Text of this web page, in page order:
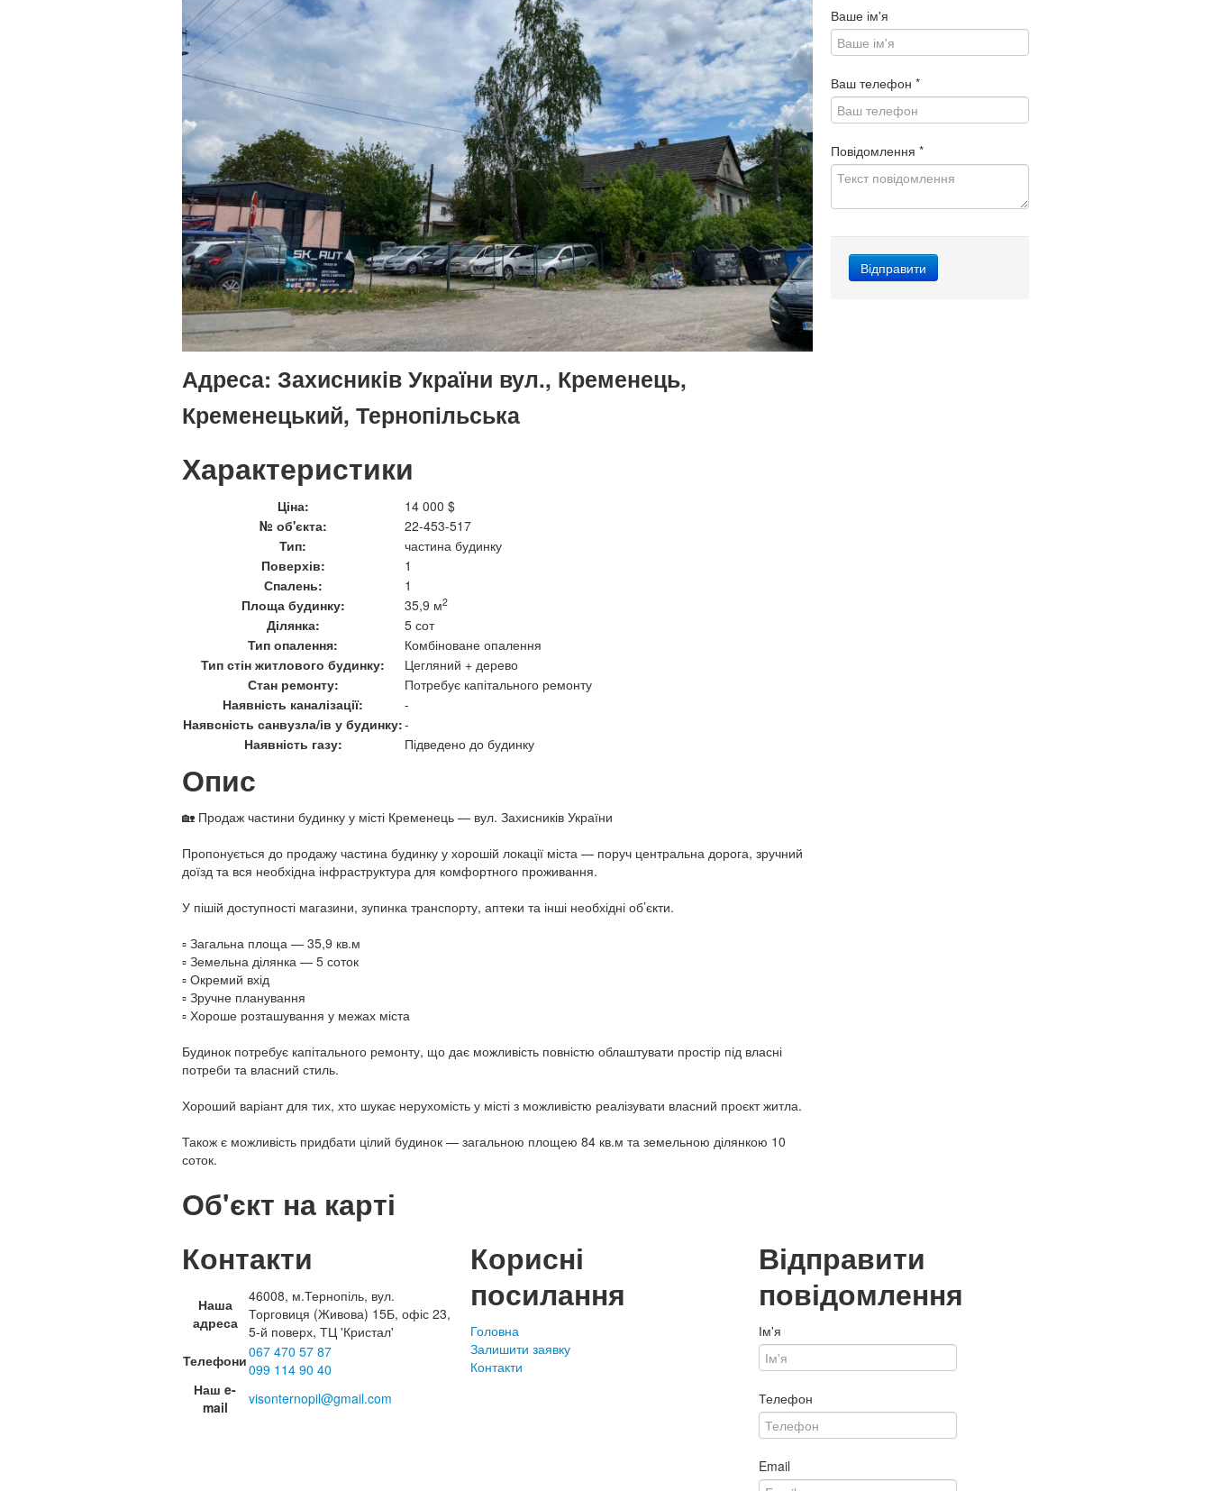
Адреса: Захисників України вул., Кременець,
Кременецький, Тернопільська
Характеристики
Ціна:
14 000 $
№ об'єкта:
22-453-517
Тип:
частина будинку
Поверхів:
1
Спалень:
1
Площа будинку:
35,9 м2
Ділянка:
5 сот
Тип опалення:
Комбіноване опалення
Тип стін житлового будинку:
Цегляний + дерево
Стан ремонту:
Потребує капітального ремонту
Наявність каналізації:
-
Наявсність санвузла/ів у будинку:-
Наявність газу:
Підведено до будинку
Опис
🏡 Продаж частини будинку у місті Кременець — вул. Захисників України
Пропонується до продажу частина будинку у хорошій локації міста — поруч центральна дорога, зручний
доїзд та вся необхідна інфраструктура для комфортного проживання.
У пішій доступності магазини, зупинка транспорту, аптеки та інші необхідні об’єкти.
▫️ Загальна площа — 35,9 кв.м
▫️ Земельна ділянка — 5 соток
▫️ Окремий вхід
▫️ Зручне планування
▫️ Хороше розташування у межах міста
Будинок потребує капітального ремонту, що дає можливість повністю облаштувати простір під власні
потреби та власний стиль.
Хороший варіант для тих, хто шукає нерухомість у місті з можливістю реалізувати власний проєкт житла.
Також є можливість придбати цілий будинок — загальною площею 84 кв.м та земельною ділянкою 10
соток.
Об'єкт на карті
Ваше ім'я
Ваш телефон *
Повідомлення *
Контакти
Наша
адреса
46008, м.Тернопіль, вул.
Торговиця (Живова) 15Б, офіс 23,
5-й поверх, ТЦ 'Кристал'
Телефони067 470 57 87
099 114 90 40
Наш e-
mail
visonternopil@gmail.com
Корисні
посилання
Головна
Залишити заявку
Контакти
Відправити
повідомлення
Ім'я
Телефон
Email